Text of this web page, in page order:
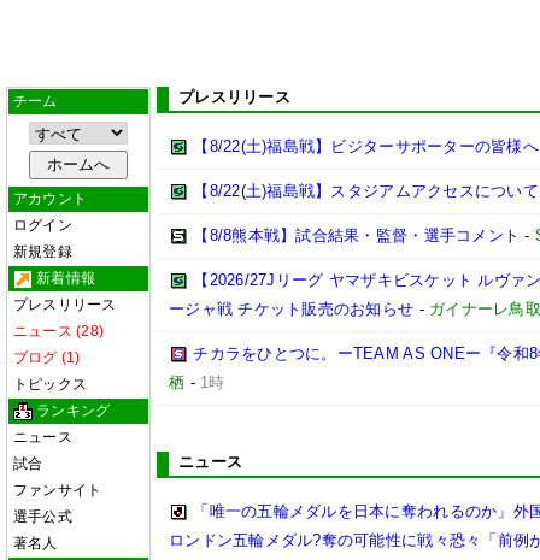
チーム
アカウント
ログイン
新規登録
新着情報
プレスリリース
ニュース (28)
ブログ (1)
トピックス
ランキング
ニュース
試合
ファンサイト
選手公式
著名人
プレスリリース
【8/22(土)福島戦】ビジターサポーターの皆様へ
【8/22(土)福島戦】スタジアムアクセスについて
【8/8熊本戦】試合結果・監督・選手コメント -
【2026/27Jリーグ ヤマザキビスケット ルヴ
ージャ戦 チケット販売のお知らせ - ガイナーレ鳥取
チカラをひとつに。ーTEAM AS ONEー『令和
栖 - 1時
ニュース
「唯一の五輪メダルを日本に奪われるのか」
ロンドン五輪メダル?奪の可能性に戦々恐々「前例